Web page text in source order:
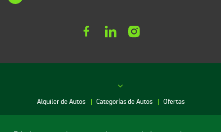
Alquiler de Autos Categorías de Autos Ofertas
Red de agencias